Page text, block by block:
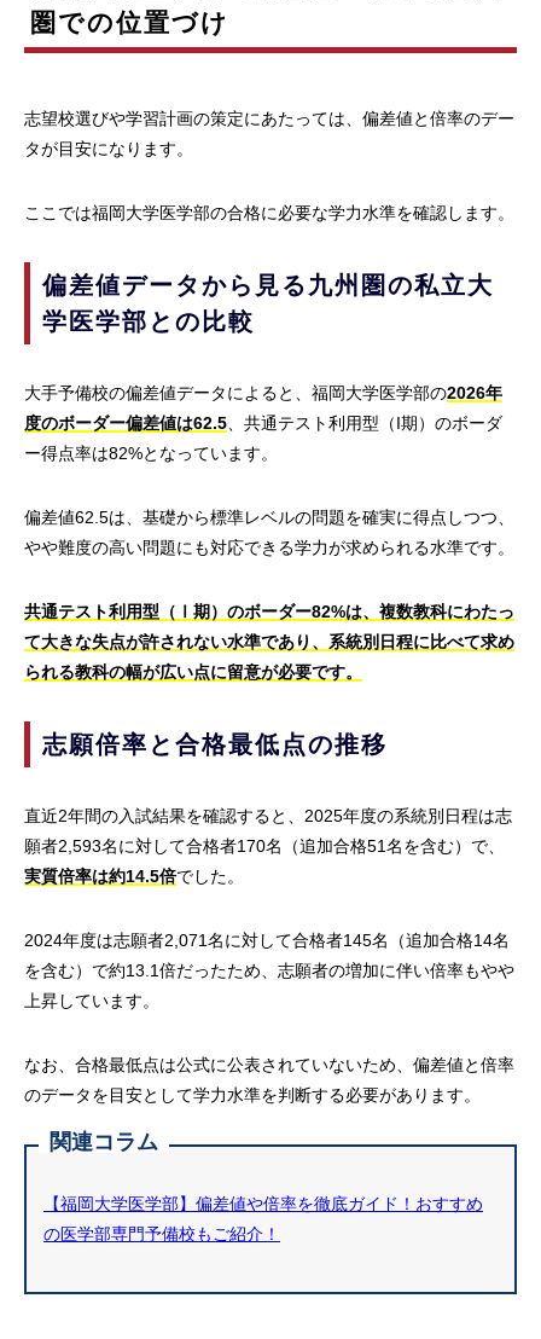
圏での位置づけ
志望校選びや学習計画の策定にあたっては、偏差値と倍率のデー
タが目安になります。
ここでは福岡大学医学部の合格に必要な学力水準を確認します。
偏差値データから見る九州圏の私立大
学医学部との比較
大手予備校の偏差値データによると、福岡大学医学部の2026年
度のボーダー偏差値は62.5 、共通テスト利用型（I期）のボーダ
ー得点率は82%となっています。
偏差値62.5は、基礎から標準レベルの問題を確実に得点しつつ、
やや難度の高い問題にも対応できる学力が求められる水準です。
共通テスト利用型（Ⅰ期）のボーダー82%は、複数教科にわたっ
て大きな失点が許されない水準であり、系統別日程に比べて求め
られる教科の幅が広い点に留意が必要です。
志願倍率と合格最低点の推移
直近2年間の入試結果を確認すると、2025年度の系統別日程は志
願者2,593名に対して合格者170名（追加合格51名を含む）で、
実質倍率は約14.5倍でした。
2024年度は志願者2,071名に対して合格者145名（追加合格14名
を含む）で約13.1倍だったため、志願者の増加に伴い倍率もやや
上昇しています。
なお、合格最低点は公式に公表されていないため、偏差値と倍率
のデータを目安として学力水準を判断する必要があります。
関連コラム
【福岡大学医学部】偏差値や倍率を徹底ガイド！おすすめ
の医学部専門予備校もご紹介！